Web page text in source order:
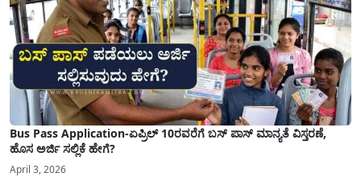
Bus Pass Application-ಏಪ್ರಿಲ್ 10ರವರೆಗೆ ಬಸ್ ಪಾಸ್ ಮಾನ್ಯತೆ ವಿಸ್ತರಣೆ,
ಹೊಸ ಅರ್ಜಿ ಸಲ್ಲಿಕೆ ಹೇಗೆ?
April 3, 2026